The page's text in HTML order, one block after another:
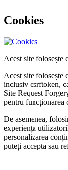
Cookies
Acest site folosește
Acest site folosește
inclusiv csrftoken,
Site Request
pentru funcționarea
De asemenea,
experiența
personalizarea
puteți accepta sau